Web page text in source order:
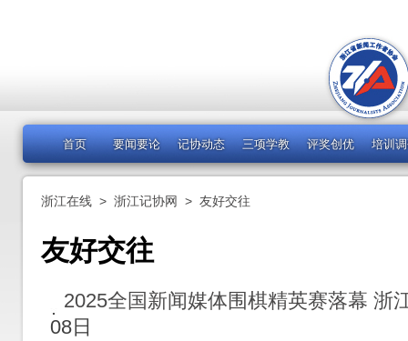
首页 要闻要论 记协动态 三项学教 评奖创优 培训
浙江在线 > 浙江记协网 > 友好交往
友好交往
2025全国新闻媒体围棋精英赛落幕 浙
08日